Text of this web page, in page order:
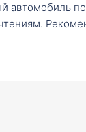
автомобиль